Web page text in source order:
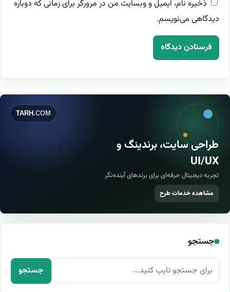
ذخیره نام، ایمیل و وبسایت من در مرورگر برای زمانی که دوباره
دیدگاهی می‌نویسم.
TARH .COM
طراحی سایت، برندینگ و
UI/UX
تجربه دیجیتال حرفه‌ای برای برندهای آینده‌نگر
مشاهده خدمات طرح
جستجو
جستجو برای: جستجو